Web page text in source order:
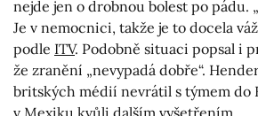
nejde jen o drobnou bolest po pádu.
Je v nemocnici, takže je to docela
podle ITV. Podobně situaci popsal i
že zranění „nevypadá dobře“.
britských médií nevrátil s týmem do
v Mexiku kvůli dalším vyšetřením.